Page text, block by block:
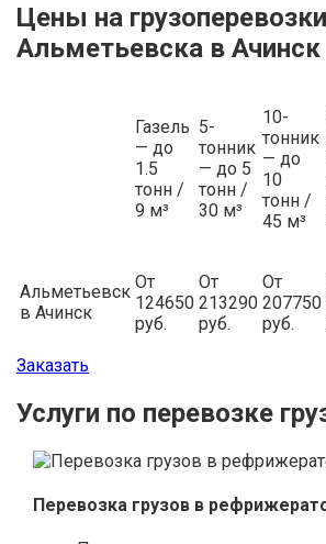
Цены на
Альметьевска в Ачинск
Газель
— до
1.5
тонн /
9 м³
5-
тонник
— до 5
тонн /
30 м³
10-
тонник
— до
10
тонн /
45 м³
Альметьевск
в Ачинск
От
124650
руб.
От
213290
руб.
От
207750
руб.
Заказать
Услуги по перевозке
Перевозка грузов в